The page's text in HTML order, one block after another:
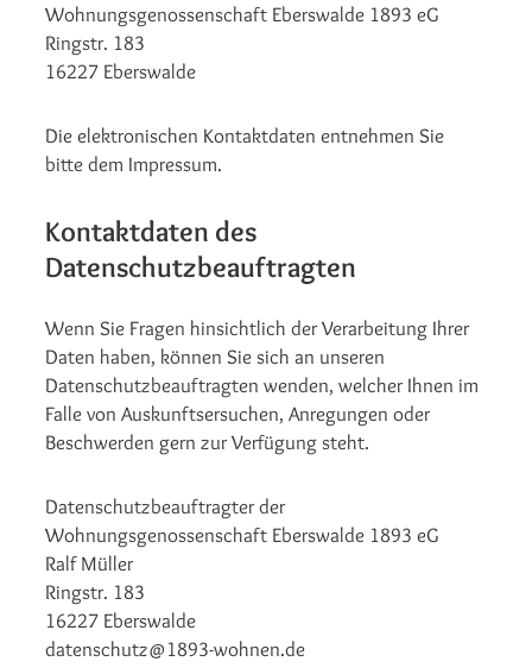
Wohnungsgenossenschaft Eberswalde 1893 eG
Ringstr. 183
16227 Eberswalde
Die elektronischen Kontaktdaten entnehmen Sie
bitte dem Impressum.
Kontaktdaten des
Datenschutzbeauftragten
Wenn Sie Fragen hinsichtlich der Verarbeitung Ihrer
Daten haben, können Sie sich an unseren
Datenschutzbeauftragten wenden, welcher Ihnen im
Falle von Auskunftsersuchen, Anregungen oder
Beschwerden gern zur Verfügung steht.
Datenschutzbeauftragter der
Wohnungsgenossenschaft Eberswalde 1893 eG
Ralf Müller
Ringstr. 183
16227 Eberswalde
datenschutz@1893-wohnen.de